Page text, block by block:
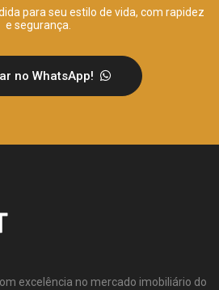
para seu estilo de vida, com rapidez
e segurança.
no WhatsApp!
excelência no mercado imobiliário do